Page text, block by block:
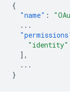
{
"name" :
...
"identity"
],
...
}